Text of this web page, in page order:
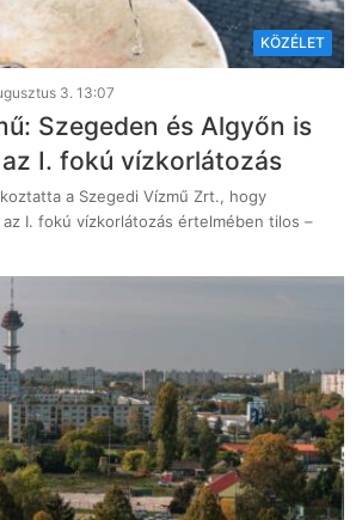
KÖZÉLET
3. 13:07
Szegeden és Algyőn is
I. fokú vízkorlátozás
a Szegedi Vízmű Zrt., hogy
I. fokú vízkorlátozás értelmében tilos –